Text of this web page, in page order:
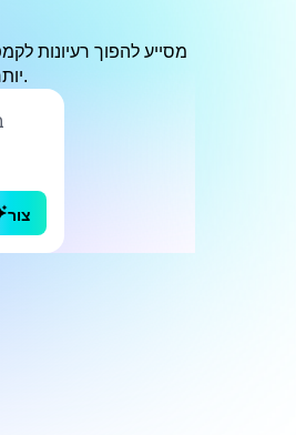
יותר ללא ניסוח איטי, עלויות יצירתיות גבוהות או תהליכי עבודה מורכבים לעיצוב מודעות.
צור